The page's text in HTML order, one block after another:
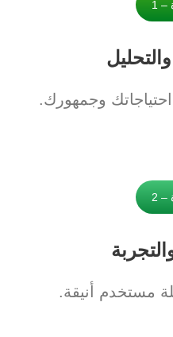
1
وجمهورك.
2
مستخدم أنيقة.